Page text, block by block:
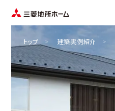
トップ 建築実例紹介